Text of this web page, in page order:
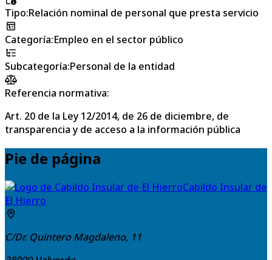
Tipo:Relación nominal de personal que presta servicio
Categoría:Empleo en el sector público
Subcategoría:Personal de la entidad
Referencia normativa:
Art. 20 de la Ley 12/2014, de 26 de diciembre, de
transparencia y de acceso a la información pública
Pie de página
Cabildo Insular de
El Hierro
C/Dr. Quintero Magdaleno, 11